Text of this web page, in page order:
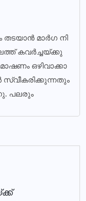
ത​ട​യാ​ന്‍ മാ​ര്‍​ഗ നി​
ക​വ​ര്‍​ച്ച​യ്ക്കു​
ഒ​ഴി​വാ​ക്കാ​
പ​ല​രും